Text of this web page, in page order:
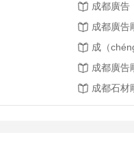
成都廣告
成都廣告
成都石材